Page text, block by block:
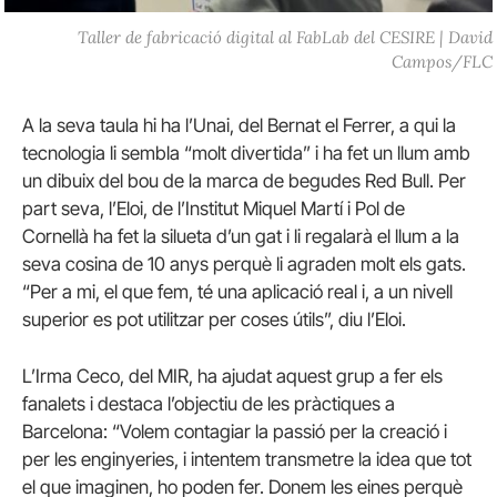
Taller de fabricació digital al FabLab del CESIRE | David
Campos/FLC
A la seva taula hi ha l’Unai, del Bernat el Ferrer, a qui la
tecnologia li sembla “molt divertida” i ha fet un llum amb
un dibuix del bou de la marca de begudes Red Bull. Per
part seva, l’Eloi, de l’Institut Miquel Martí i Pol de
Cornellà ha fet la silueta d’un gat i li regalarà el llum a la
seva cosina de 10 anys perquè li agraden molt els gats.
“Per a mi, el que fem, té una aplicació real i, a un nivell
superior es pot utilitzar per coses útils”, diu l’Eloi.
L’Irma Ceco, del MIR, ha ajudat aquest grup a fer els
fanalets i destaca l’objectiu de les pràctiques a
Barcelona: “Volem contagiar la passió per la creació i
per les enginyeries, i intentem transmetre la idea que tot
el que imaginen, ho poden fer. Donem les eines perquè